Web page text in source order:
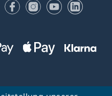
FacebookInstagram
YouTube